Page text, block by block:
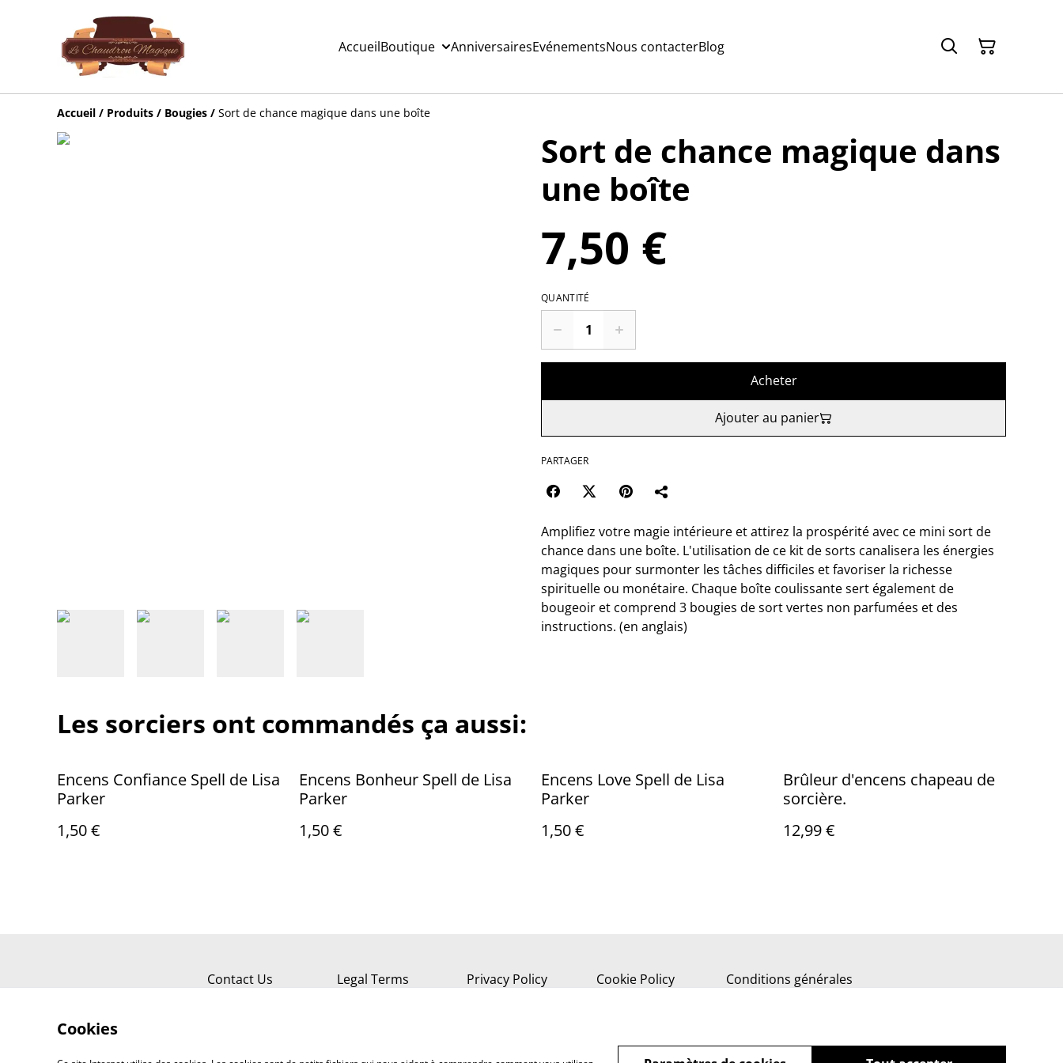
AccueilBoutique AnniversairesEvénementsNous contacterBlog
Accueil / Produits / Bougies / Sort de chance magique dans une boîte
Sort de chance magique dans
une boîte
7,50 €
QUANTITÉ
Acheter
Ajouter au panier
PARTAGER
Amplifiez votre magie intérieure et attirez la prospérité avec ce mini sort de
chance dans une boîte. L'utilisation de ce kit de sorts canalisera les énergies
magiques pour surmonter les tâches difficiles et favoriser la richesse
spirituelle ou monétaire. Chaque boîte coulissante sert également de
bougeoir et comprend 3 bougies de sort vertes non parfumées et des
instructions. (en anglais)
Les sorciers ont commandés ça aussi:
Encens Confiance Spell de Lisa
Parker
1,50 €
Encens Bonheur Spell de Lisa
Parker
1,50 €
Encens Love Spell de Lisa
Parker
1,50 €
Brûleur d'encens chapeau de
sorcière.
12,99 €
Contact Us Legal Terms Privacy Policy Cookie Policy Conditions générales
Cookies